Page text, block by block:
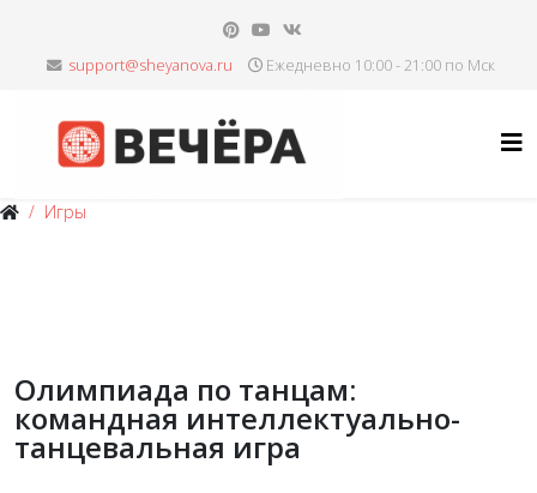
Ежедневно 10:00 - 21:00 по Мск
Игры
Олимпиада по танцам:
командная интеллектуально-
танцевальная игра